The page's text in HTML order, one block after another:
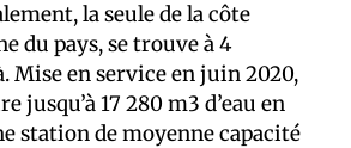
la seule de la côte
du pays, se trouve à 4
Mise en service en juin 2020,
jusqu’à 17 280 m3 d’eau en
station de moyenne capacité